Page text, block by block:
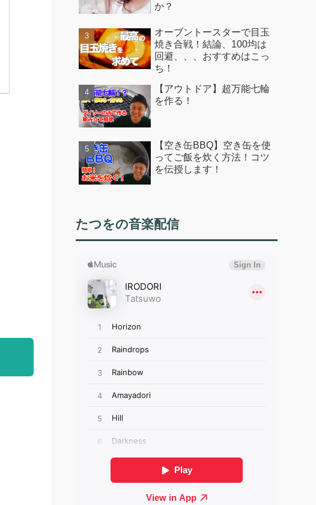
か？
オーブントースターで目玉
焼き合戦！結論、100均は
回避、、、おすすめはこっ
ち！
【アウトドア】超万能七輪
を作る！
【空き缶BBQ】空き缶を使
ってご飯を炊く方法！コツ
を伝授します！
たつをの音楽配信